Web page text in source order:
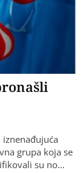
grupa koja se
su no…